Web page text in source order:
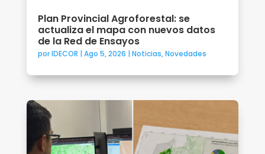
Plan Provincial Agroforestal: se
actualiza el mapa con nuevos datos
de la Red de Ensayos
porIDECOR | Ago 5, 2026 | Noticias,Novedades